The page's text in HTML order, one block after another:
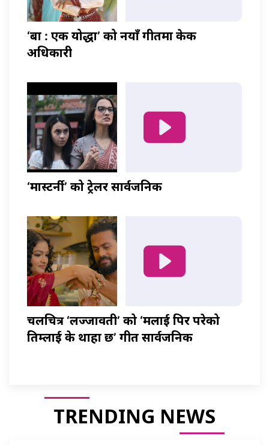
‘बा : एक योद्धा’ को नयाँ गीतमा केकी
अधिकारी
‘मास्टर्नी’ को ट्रेलर सार्वजनिक
चलचित्र ‘लज्जावती’ को ‘मलाई पिर परेको
तिम्लाई के थाहा छ’ गीत सार्वजनिक
TRENDING NEWS